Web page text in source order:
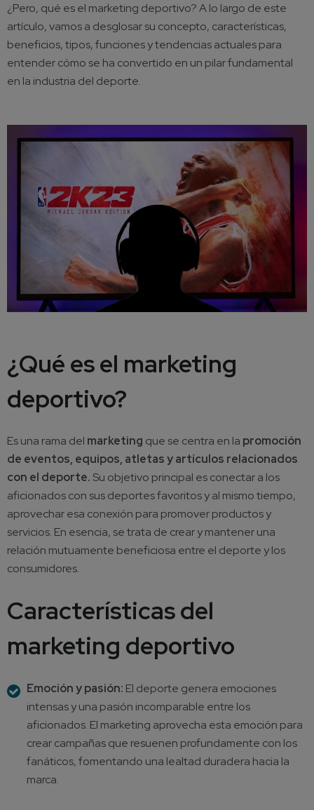
¿Pero, qué es el marketing deportivo? A lo largo de este
artículo, vamos a desglosar su concepto, características,
beneficios, tipos, funciones y tendencias actuales para
entender cómo se ha convertido en un pilar fundamental
en la industria del deporte.
¿Qué es el marketing
deportivo?
Es una rama del marketing que se centra en la promoción
de eventos, equipos, atletas y artículos relacionados
con el deporte. Su objetivo principal es conectar a los
aficionados con sus deportes favoritos y al mismo tiempo,
aprovechar esa conexión para promover productos y
servicios. En esencia, se trata de crear y mantener una
relación mutuamente beneficiosa entre el deporte y los
consumidores.
Características del
marketing deportivo
Emoción y pasión: El deporte genera emociones
intensas y una pasión incomparable entre los
aficionados. El marketing aprovecha esta emoción para
crear campañas que resuenen profundamente con los
fanáticos, fomentando una lealtad duradera hacia la
marca.